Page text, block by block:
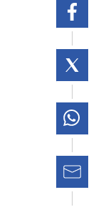
catanzarochannel.it
lacapitalenews.it